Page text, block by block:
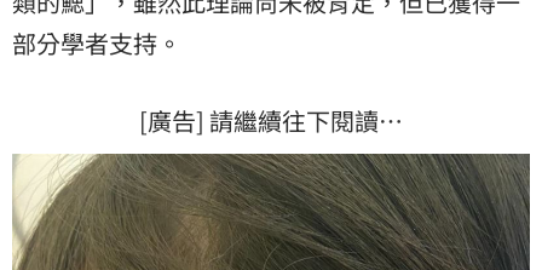
部分學者支持。
[廣告] 請繼續往下閱讀…